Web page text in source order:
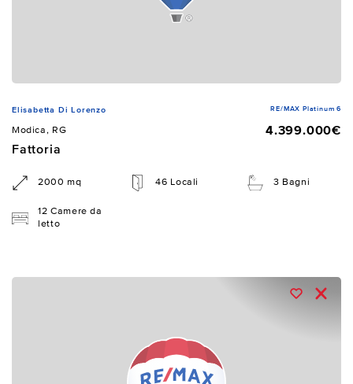
Elisabetta Di Lorenzo RE/MAX Platinum 6
Modica, RG
4.399.000€
Fattoria
2000 mq 46 Locali 3 Bagni
12 Camere da
letto